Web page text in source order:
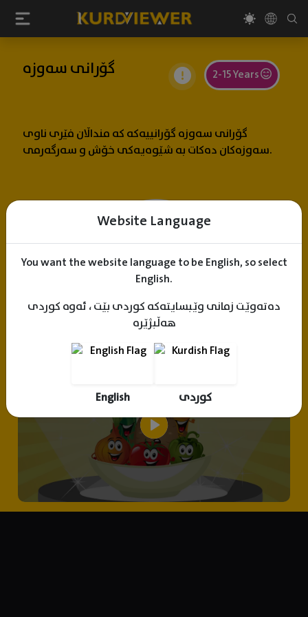
Website Language
You want the website language to be English, so select
English.
دەتەوێت زمانی وێبسایتەکە کوردی بێت ، ئەوە کوردی
هەڵبژێرە
English کوردی
2-15 Years گۆرانی سەوزە
گۆرانی سەوزە گۆرانییەکە کە منداڵان فێری ناوی
سەوزەکان دەکات بە شێوەیەکی خۆش و سەرگەرمی.